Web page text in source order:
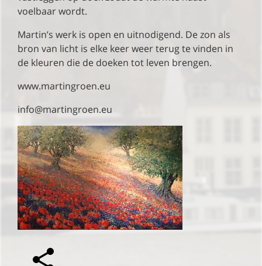
voelbaar wordt.
Martin’s werk is open en uitnodigend. De zon als
bron van licht is elke keer weer terug te vinden in
de kleuren die de doeken tot leven brengen.
www.martingroen.eu
info@martingroen.eu